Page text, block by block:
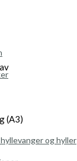
og hyller
(A3)